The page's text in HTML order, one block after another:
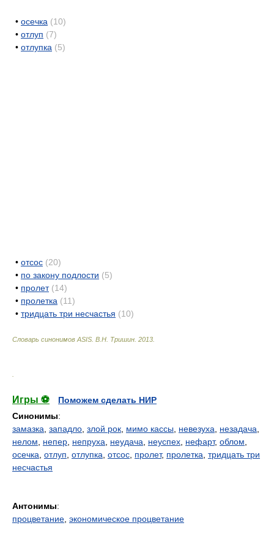
• осечка (10)
• отлуп (7)
• отлупка (5)
• отсос (20)
• по закону подлости (5)
• пролет (14)
• пролетка (11)
• тридцать три несчастья (10)
Словарь синонимов ASIS. В.Н. Тришин 2013
Игры ⚽
Поможем сделать НИР
Синонимы:
замазка западло злой рок мимо кассы невезуха незадача
нелом
непер непруха неудача неуспех нефарт, облом
осечка отлуп отлупка отсос пролет, пролетка тридцать три
несчастья
Антонимы:
процветание экономическое процветание